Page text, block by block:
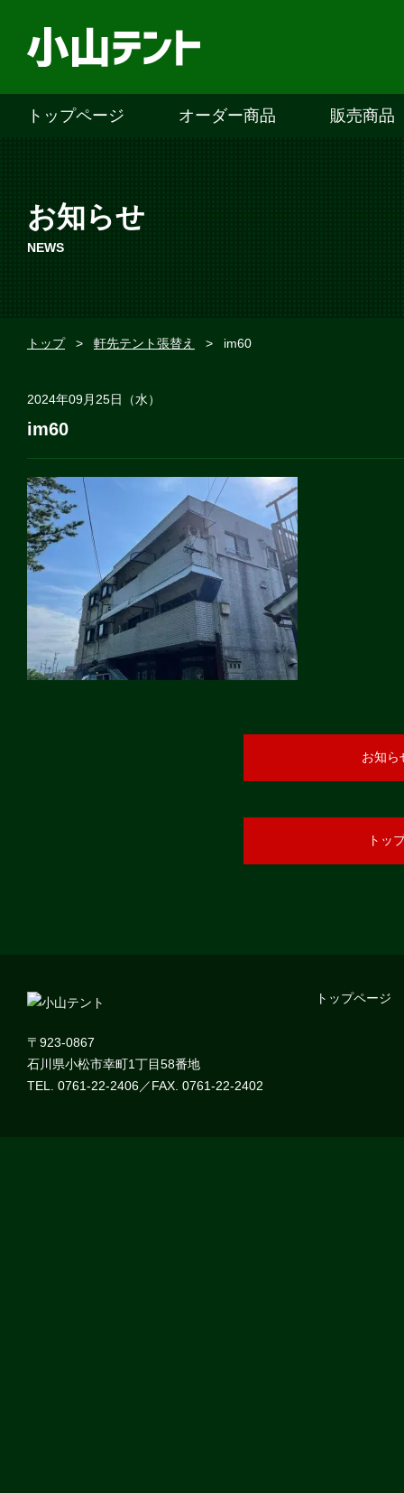
トップページ オーダー商品 販売商品
お知らせ
NEWS
トップ > 軒先テント張替え > im60
2024年09月25日（水）
im60
お知ら
トッ
〒923-0867
石川県小松市幸町1丁目58番地
TEL. 0761-22-2406／FAX. 0761-22-2402
トップページ